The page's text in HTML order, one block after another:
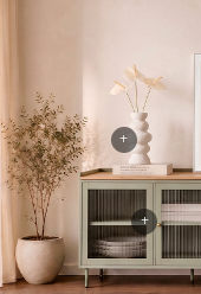
+
+